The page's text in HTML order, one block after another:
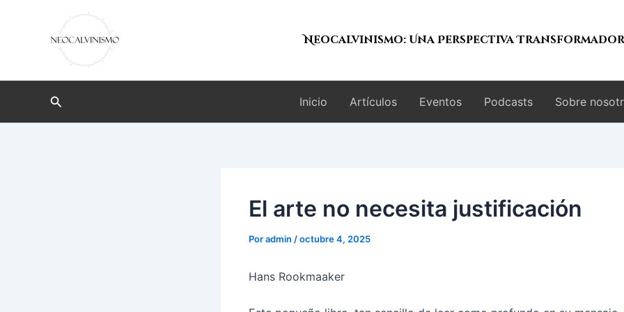
contenido
Neocalvinismo: Una Perspectiva
Buscar Inicio Artículos Eventos Podcasts Sobre
El arte no necesita justificación
Poradmin /octubre 4, 2025
Hans Rookmaaker